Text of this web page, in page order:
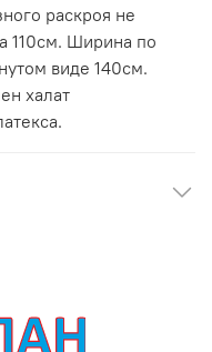
раскроя не
110см. Ширина по
виде 140см.
халат